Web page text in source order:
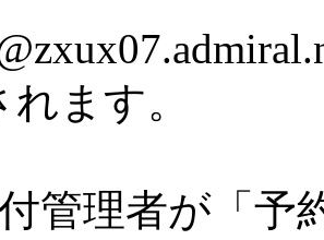
ます。
管理者が「予